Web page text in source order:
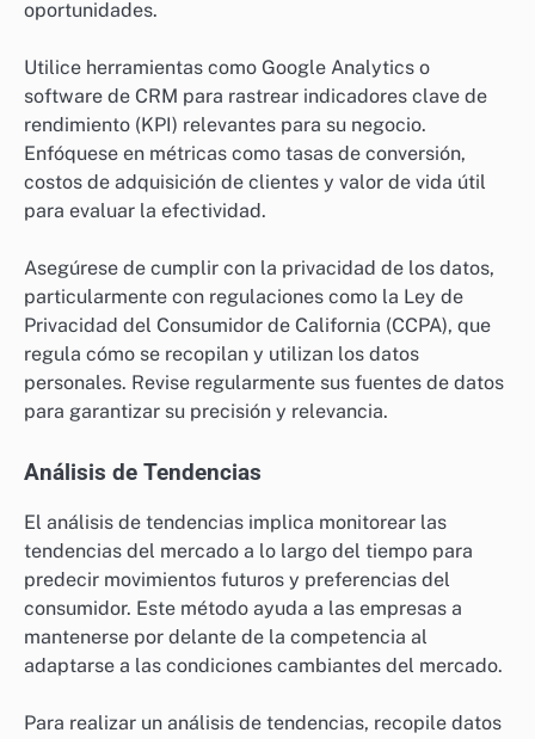
oportunidades.
Utilice herramientas como Google Analytics o
software de CRM para rastrear indicadores clave de
rendimiento (KPI) relevantes para su negocio.
Enfóquese en métricas como tasas de conversión,
costos de adquisición de clientes y valor de vida útil
para evaluar la efectividad.
Asegúrese de cumplir con la privacidad de los datos,
particularmente con regulaciones como la Ley de
Privacidad del Consumidor de California (CCPA), que
regula cómo se recopilan y utilizan los datos
personales. Revise regularmente sus fuentes de datos
para garantizar su precisión y relevancia.
Análisis de Tendencias
El análisis de tendencias implica monitorear las
tendencias del mercado a lo largo del tiempo para
predecir movimientos futuros y preferencias del
consumidor. Este método ayuda a las empresas a
mantenerse por delante de la competencia al
adaptarse a las condiciones cambiantes del mercado.
Para realizar un análisis de tendencias, recopile datos